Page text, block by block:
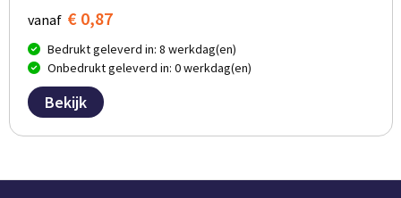
vanaf € 0,87
Bedrukt geleverd in: 8 werkdag(en)
Onbedrukt geleverd in: 0 werkdag(en)
Bekijk